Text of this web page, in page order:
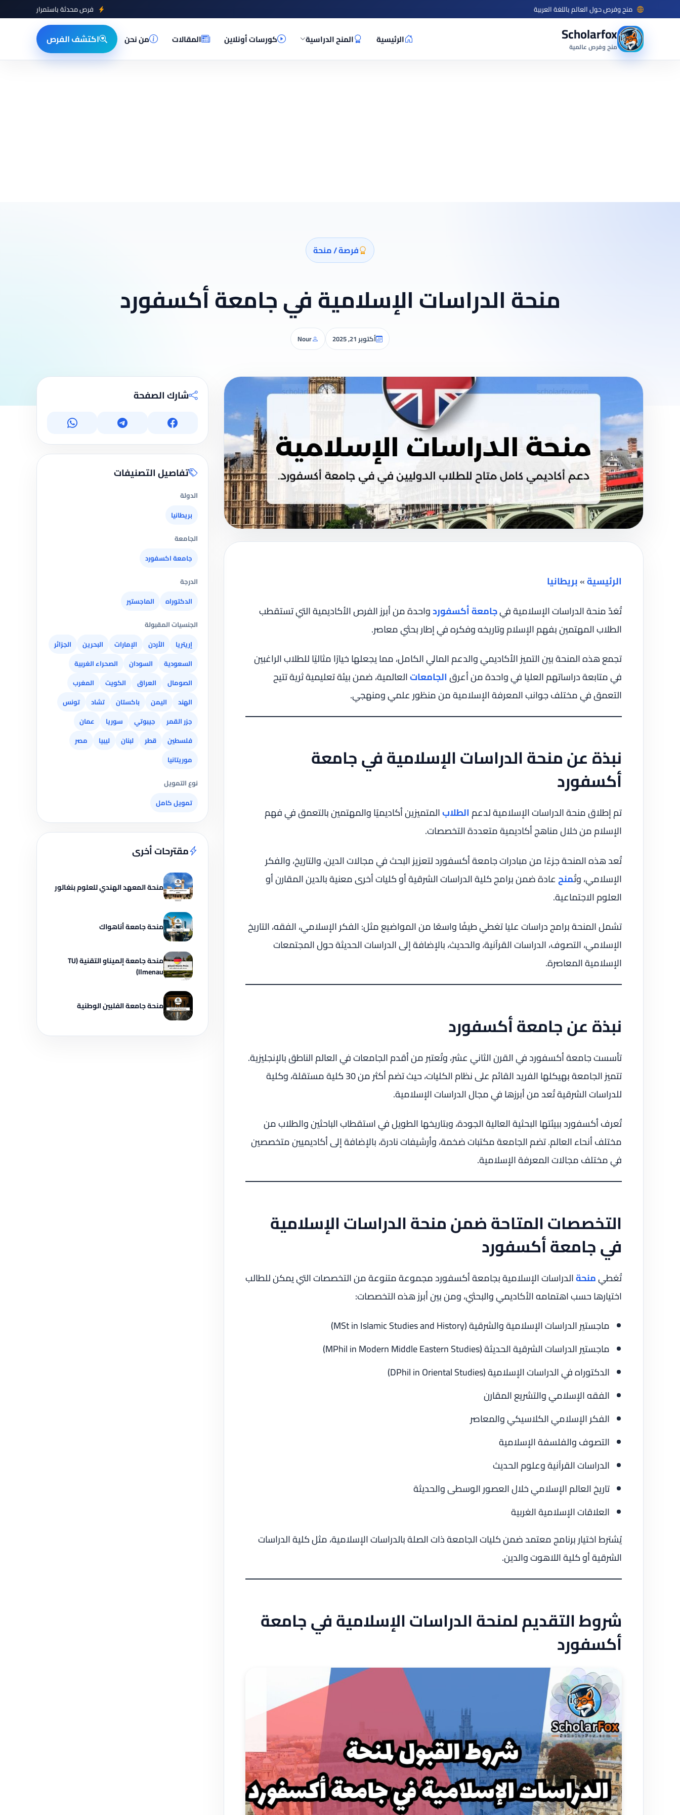
منح وفرص حول العالم باللغة العربية فرص محدثة باستمرار
Scholarfox
منح وفرص عالمية
الرئيسية المنح الدراسية كورسات أونلاين المقالات من نحن اكتشف الفرص
فرصة / منحة
منحة الدراسات الإسلامية في جامعة أكسفورد
أكتوبر 21, 2025 Nour
الرئيسية»بريطانيا
تُعَدّ منحة الدراسات الإسلامية فيجامعة أكسفوردواحدة من أبرز الفرص الأكاديمية التي تستقطب
الطلاب المهتمين بفهم الإسلام وتاريخه وفكره في إطار بحثي معاصر.
تجمع هذه المنحة بين التميز الأكاديمي والدعم المالي الكامل، مما يجعلها خيارًا مثاليًا للطلاب الراغبين
في متابعة دراساتهم العليا في واحدة من أعرقالجامعاتالعالمية، ضمن بيئة تعليمية ثرية تتيح
التعمق في مختلف جوانب المعرفة الإسلامية من منظور علمي ومنهجي.
نبذة عن منحة الدراسات الإسلامية في جامعة
أكسفورد
تم إطلاق منحة الدراسات الإسلامية لدعمالطلابالمتميزين أكاديميًا والمهتمين بالتعمق في فهم
الإسلام من خلال مناهج أكاديمية متعددة التخصصات.
تُعد هذه المنحة جزءًا من مبادرات جامعة أكسفورد لتعزيز البحث في مجالات الدين، والتاريخ، والفكر
الإسلامي، وتُمنحعادة ضمن برامج كلية الدراسات الشرقية أو كليات أخرى معنية بالدين المقارن أو
العلوم الاجتماعية.
تشمل المنحة برامج دراسات عليا تغطي طيفًا واسعًا من المواضيع مثل: الفكر الإسلامي، الفقه، التاريخ
الإسلامي، التصوف، الدراسات القرآنية، والحديث، بالإضافة إلى الدراسات الحديثة حول المجتمعات
الإسلامية المعاصرة.
نبذة عن جامعة أكسفورد
تأسست جامعة أكسفورد في القرن الثاني عشر، وتُعتبر من أقدم الجامعات في العالم الناطق بالإنجليزية.
تتميز الجامعة بهيكلها الفريد القائم على نظام الكليات، حيث تضم أكثر من 30 كلية مستقلة، وكلية
للدراسات الشرقية تُعد من أبرزها في مجال الدراسات الإسلامية.
تُعرف أكسفورد ببيئتها البحثية العالية الجودة، وبتاريخها الطويل في استقطاب الباحثين والطلاب من
مختلف أنحاء العالم. تضم الجامعة مكتبات ضخمة، وأرشيفات نادرة، بالإضافة إلى أكاديميين متخصصين
في مختلف مجالات المعرفة الإسلامية.
التخصصات المتاحة ضمن منحة الدراسات الإسلامية
في جامعة أكسفورد
تُغطيمنحةالدراسات الإسلامية بجامعة أكسفورد مجموعة متنوعة من التخصصات التي يمكن للطالب
اختيارها حسب اهتمامه الأكاديمي والبحثي، ومن بين أبرز هذه التخصصات:
ماجستير الدراسات الإسلامية والشرقية (MSt in Islamic Studies and History)
ماجستير الدراسات الشرقية الحديثة (MPhil in Modern Middle Eastern Studies)
الدكتوراه في الدراسات الإسلامية (DPhil in Oriental Studies)
الفقه الإسلامي والتشريع المقارن
الفكر الإسلامي الكلاسيكي والمعاصر
التصوف والفلسفة الإسلامية
الدراسات القرآنية وعلوم الحديث
تاريخ العالم الإسلامي خلال العصور الوسطى والحديثة
العلاقات الإسلامية الغربية
يُشترط اختيار برنامج معتمد ضمن كليات الجامعة ذات الصلة بالدراسات الإسلامية، مثل كلية الدراسات
الشرقية أو كلية اللاهوت والدين.
شروط التقديم لمنحة الدراسات الإسلامية في جامعة
أكسفورد
شارك الصفحة
تفاصيل التصنيفات
الدولة
بريطانيا
الجامعة
جامعة اكسفورد
الدرجة
الدكتوراه
الماجستير
الجنسيات المقبولة
إريتريا
الأردن الإمارات البحرين
الجزائر
السعودية
السودان
الصحراء الغربية
الصومال
العراق الكويت
المغرب
الهند
اليمن باكستان تشاد
تونس
جزر القمر
جيبوتي سوريا
عمان
فلسطين
قطر لبنان ليبيا
مصر
موريتانيا
نوع التمويل
تمويل كامل
مقترحات أخرى
منحة المعهد الهندي للعلوم بنغالور
منحة جامعة أناهواك
منحة جامعة إلميناو التقنية (TU
Ilmenau)
منحة جامعة الفلبين الوطنية